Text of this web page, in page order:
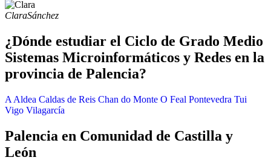
ClaraSánchez
¿Dónde estudiar el Ciclo de Grado Medio
Sistemas Microinformáticos y Redes en la
provincia de Palencia?
A Aldea Caldas de Reis Chan do Monte O Feal Pontevedra Tui
Vigo Vilagarcía
Palencia en Comunidad de Castilla y
León